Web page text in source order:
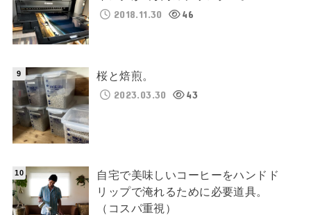
2018.11.30
46
桜と焙煎。
2023.03.30
43
自宅で美味しいコーヒーをハンドド
リップで淹れるために必要道具。
（コスパ重視）